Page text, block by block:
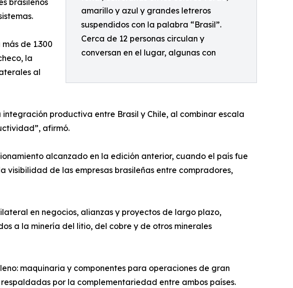
amarillo y azul y grandes letreros
suspendidos con la palabra “Brasil”.
Cerca de 12 personas circulan y
conversan en el lugar, algunas con
brasileños
de 1.300
la
al
productiva entre Brasil y Chile, al combinar escala
afirmó.
alcanzado en la edición anterior, cuando el país fue
visibilidad de las empresas brasileñas entre compradores,
en negocios, alianzas y proyectos de largo plazo,
a la minería del litio, del cobre y de otros minerales
maquinaria y componentes para operaciones de gran
por la complementariedad entre ambos países.